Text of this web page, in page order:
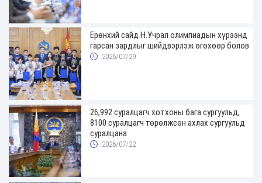
Ерөнхий сайд Н.Учрал олимпиадын хүрээнд
гарсан зардлыг шийдвэрлэж өгөхөөр болов
2026/07/29
26,992 суралцагч хотхоны бага сургуульд,
8100 суралцагч төрөлжсөн ахлах сургуульд
суралцана
2026/07/22